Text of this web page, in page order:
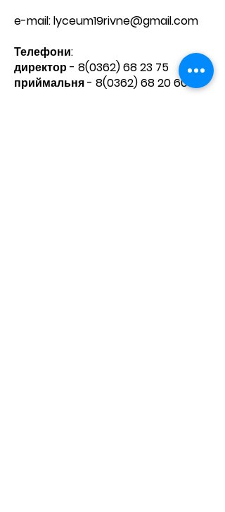
e-mail:lyceum19rivne@gmail.com
Телефони:​
директор - 8(0362) 68 23 75
приймальня - 8(0362) 68 20 60